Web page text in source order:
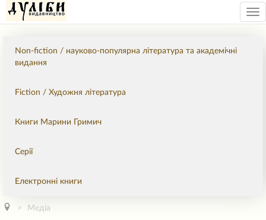
Non-fiction / науково-популярна література та академічні
видання
Fiction / Художня література
Книги Марини Гримич
Серії
Електронні книги
Медіа